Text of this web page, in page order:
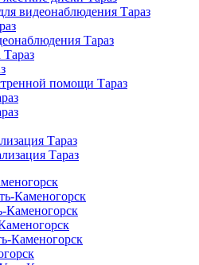
видеонаблюдения Тараз
Тараз
помощи Тараз
Тараз
Тараз
Каменогорск
Каменогорск
Каменогорск